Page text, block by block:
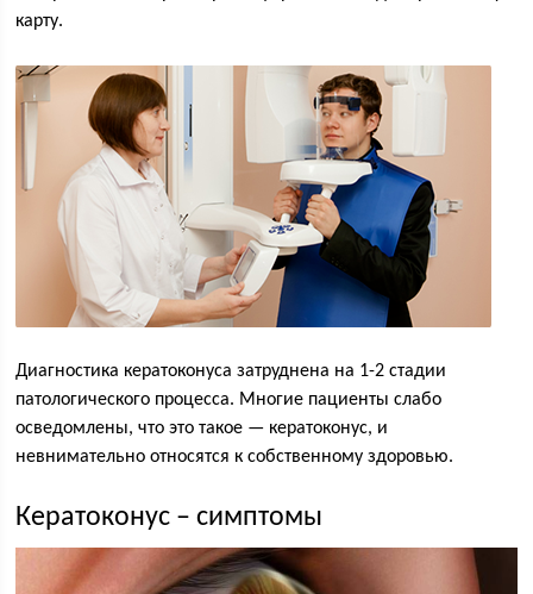
карту.
Диагностика кератоконуса затруднена на 1-2 стадии
патологического процесса. Многие пациенты слабо
осведомлены, что это такое — кератоконус, и
невнимательно относятся к собственному здоровью.
Кератоконус – симптомы